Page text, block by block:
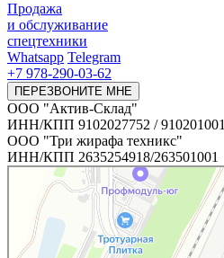
Продажа
и обслуживание
спецтехники
Whatsapp Telegram
+7 978-290-03-62
ПЕРЕЗВОНИТЕ МНЕ
ООО "Актив-Склад"
ИНН/КПП 9102027752 / 910201001
ООО "Три жирафа техникс"
ИНН/КПП 2635254918/263501001
Актив-Склад
Складское оборудование в Симферополе
Дорожно-строительная техника в Симферополе